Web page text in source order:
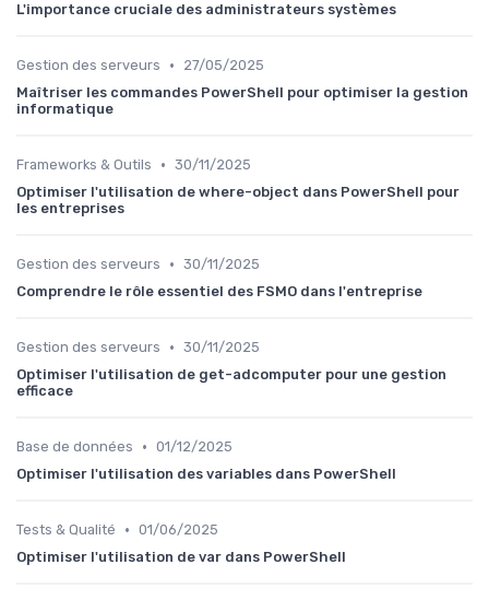
L'importance cruciale des administrateurs systèmes
Gestion des serveurs •
27/05/2025
Maîtriser les commandes PowerShell pour optimiser la gestion
informatique
Frameworks & Outils • 30/11/2025
Optimiser l'utilisation de where-object dans PowerShell pour
les entreprises
Gestion des serveurs • 30/11/2025
Comprendre le rôle essentiel des FSMO dans l'entreprise
Gestion des serveurs • 30/11/2025
Optimiser l'utilisation de get-adcomputer pour une gestion
efficace
Base de données • 01/12/2025
Optimiser l'utilisation des variables dans PowerShell
Tests & Qualité • 01/06/2025
Optimiser l'utilisation de var dans PowerShell